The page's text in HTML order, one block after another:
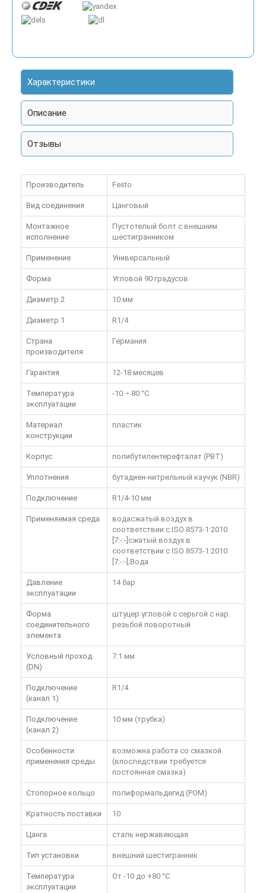
Характеристики
Описание
Отзывы
Производитель Festo
Вид соединения Цанговый
Монтажное
исполнение
Пустотелый болт с внешним
шестигранником
Применение Универсальный
Форма Угловой 90 градусов
Диаметр 2 10 мм
Диаметр 1 R1/4
Страна
производителя
Германия
Гарантия 12-18 месяцев
Температура
эксплуатации
-10 ÷ 80 °C
Материал
конструкции
пластик
Корпус полибутилентерефталат (PBT)
Уплотнения бутадиен-нитрильный каучук (NBR)
Подключение R1/4-10 мм
Применяемая среда
водасжатый воздух в
соответствии с ISO 8573-1:2010
[7:-:-]сжатый воздух в
соответствии с ISO 8573-1:2010
[7:-:-];Вода
Давление
эксплуатации
14 бар
Форма
соединительного
элемента
штуцер угловой с серьгой с нар.
резьбой поворотный
Условный проход
(DN)
7.1 мм
Подключение
(канал 1)
R1/4
Подключение
(канал 2)
10 мм (трубка)
Особенности
применения среды
возможна работа со смазкой
(впоследствии требуется
постоянная смазка)
Стопорное кольцо полиформальдегид (POM)
Кратность поставки 10
Цанга сталь нержавеющая
Тип установки внешний шестигранник
Температура
эксплуатации
От -10 до +80 °C